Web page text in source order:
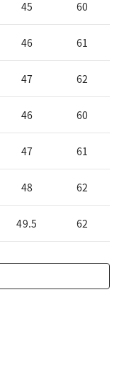
45 60
46 61
47 62
46 60
47 61
48 62
49.5 62